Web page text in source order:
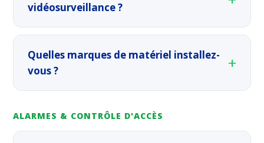
vidéosurveillance ?
Quelles marques de matériel installez-
vous ?
ALARMES & CONTRÔLE D'ACCÈS